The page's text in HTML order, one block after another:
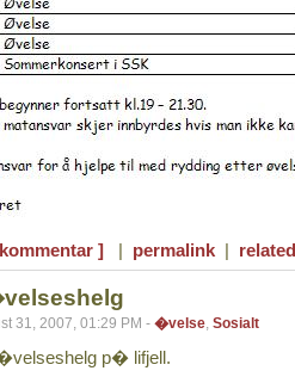
] | permalink |
31, 2007, 01:29 PM - �velse, Sosialt
p� lifjell.